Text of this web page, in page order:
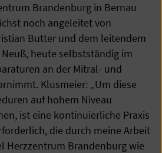
Brandenburg in Bernau
noch angeleitet von
Butter und dem leitendem
heute selbstständig im
an der Mitral- und
Klusmeier: „Um diese
auf hohem Niveau
ist eine kontinuierliche Praxis
die durch meine Arbeit
Herzzentrum Brandenburg wie